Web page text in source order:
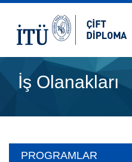
İş Olanakları
PROGRAMLAR